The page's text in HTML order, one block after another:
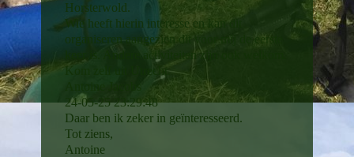
Horsterwold.
Wie heeft hierin interesse en kan dit
organiseren aangezien dit voor mij de eerste
keer is. Andere activiteiten zijn ook welkom.
Kom zelf uit Utrecht.
24-05-25 23:29:48
Daar ben ik zeker in geïnteresseerd.
Tot ziens,
Antoine